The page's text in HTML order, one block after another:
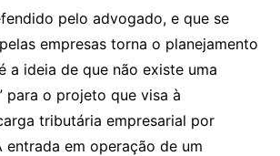
pelo advogado, e que se
empresas torna o planejamento
a ideia de que não existe uma
para o projeto que visa à
tributária empresarial por
entrada em operação de um